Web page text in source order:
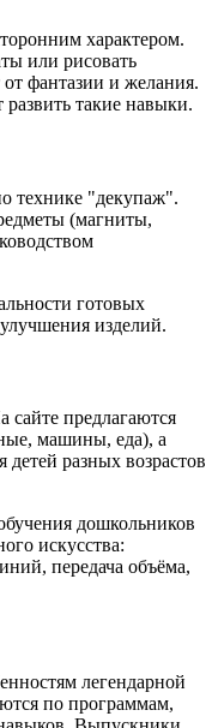
характером.
или рисовать
фантазии и желания.
такие навыки.
технике "декупаж".
(магниты,
готовых
изделий.
предлагаются
машины, еда), а
разных возрастов
дошкольников
искусства:
передача объёма,
легендарной
по программам,